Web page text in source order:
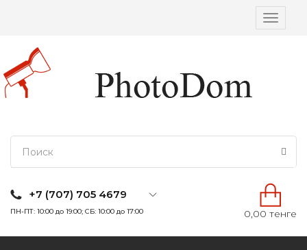
Вкл/
+7 (707) 705 4679
ПН-ПТ: 10:00 до 19:00; СБ: 10:00 до 17:00 0,00 тенге